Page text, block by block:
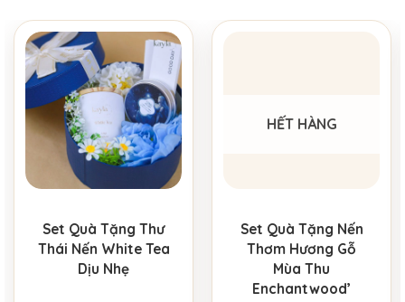
Set Quà Tặng Thư
Thái Nến White Tea
Dịu Nhẹ
HẾT HÀNG
Set Quà Tặng Nến
Thơm Hương Gỗ
Mùa Thu
Enchantwood’